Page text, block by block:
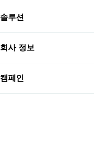
솔루션
회사 정보
캠페인